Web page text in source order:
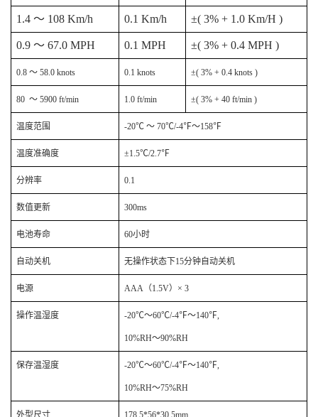
1.4 ～ 108 Km/h 0.1 Km/h ±( 3% + 1.0 Km/H )
0.9 ～ 67.0 MPH 0.1 MPH ±( 3% + 0.4 MPH )
0.8 ～ 58.0 knots 0.1 knots ±( 3% + 0.4 knots )
80 ～ 5900 ft/min 1.0 ft/min ±( 3% + 40 ft/min )
温度范围 -20℃ ～ 70℃/-4℉～158℉
温度准确度 ±1.5℃/2.7℉
分辨率 0.1
数值更新 300ms
电池寿命 60小时
自动关机 无操作状态下15分钟自动关机
电源 AAA （1.5V）× 3
操作温湿度 -20℃～60℃/-4℉～140℉,
10%RH～90%RH
保存温湿度 -20℃～60℃/-4℉～140℉,
10%RH～75%RH
外型尺寸 178.5*56*30.5mm